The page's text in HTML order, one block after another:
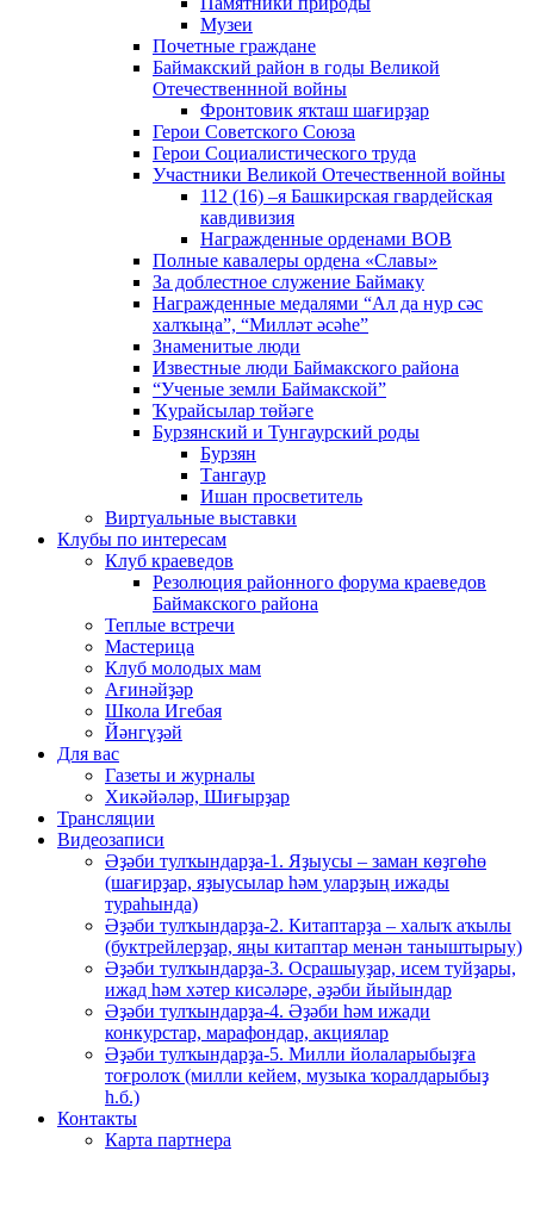
Музеи
Почетные граждане
Баймакский район в годы Великой
Отечественнной войны
Фронтовик яҡташ шағирҙар
Герои Советского Союза
Герои Социалистического труда
Участники Великой Отечественной войны
112 (16) –я Башкирская гвардейская
кавдивизия
Награжденные орденами ВОВ
Полные кавалеры ордена «Славы»
За доблестное служение Баймаку
Награжденные медалями “Ал да нур сәс
халҡыңа”, “Милләт әсәһе”
Знаменитые люди
Известные люди Баймакского района
“Ученые земли Баймакской”
Ҡурайсылар төйәге
Бурзянский и Тунгаурский роды
Бурзян
Тангаур
Ишан просветитель
Виртуальные выставки
Клубы по интересам
Клуб краеведов
Резолюция районного форума краеведов
Баймакского района
Теплые встречи
Мастерица
Клуб молодых мам
Ағинәйҙәр
Школа Игебая
Йәнгүҙәй
Для вас
Газеты и журналы
Хикәйәләр, Шиғырҙар
Трансляции
Видеозаписи
Әҙәби тулҡындарҙа-1. Яҙыусы – заман көҙгөһө
(шағирҙар, яҙыусылар һәм уларҙың ижады
тураһында)
Әҙәби тулҡындарҙа-2. Китаптарҙа – халыҡ аҡылы
(буктрейлерҙар, яңы китаптар менән таныштырыу)
Әҙәби тулҡындарҙа-3. Осрашыуҙар, исем туйҙары,
ижад һәм хәтер кисәләре, әҙәби йыйындар
Әҙәби тулҡындарҙа-4. Әҙәби һәм ижади
конкурстар, марафондар, акциялар
Әҙәби тулҡындарҙа-5. Милли йолаларыбыҙға
тоғролоҡ (милли кейем, музыка ҡоралдарыбыҙ
һ.б.)
Контакты
Карта партнера